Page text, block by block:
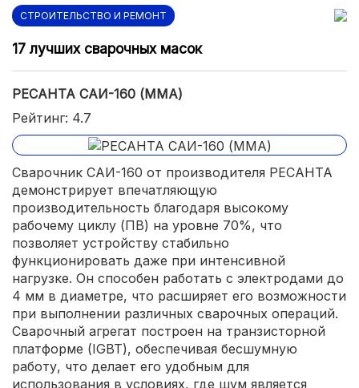
СТРОИТЕЛЬСТВО И РЕМОНТ
17 лучших сварочных масок
РЕСАНТА САИ-160 (MMA)
Рейтинг: 4.7
Сварочник САИ-160 от производителя РЕСАНТА
демонстрирует впечатляющую
производительность благодаря высокому
рабочему циклу (ПВ) на уровне 70%, что
позволяет устройству стабильно
функционировать даже при интенсивной
нагрузке. Он способен работать с электродами до
4 мм в диаметре, что расширяет его возможности
при выполнении различных сварочных операций.
Сварочный агрегат построен на транзисторной
платформе (IGBT), обеспечивая бесшумную
работу, что делает его удобным для
использования в условиях, где шум является